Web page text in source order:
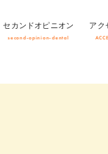
セカンドオピニオン
second-opinion-dental
アク